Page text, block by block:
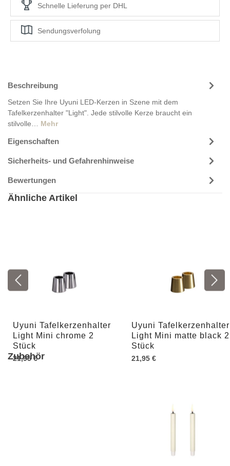
Schnelle Lieferung per DHL
Sendungsverfolung
Beschreibung
Setzen Sie Ihre Uyuni LED-Kerzen in Szene mit dem
Tafelkerzenhalter "Light". Jede stilvolle Kerze braucht ein
stilvolle… Mehr
Eigenschaften
Sicherheits- und Gefahrenhinweise
Bewertungen
Ähnliche Artikel
Uyuni Tafelkerzenhalter
Light Mini chrome 2
Stück
21,95 €
Uyuni Tafelkerzenhalter
Light Mini matte black 2
Stück
21,95 €
Zubehör